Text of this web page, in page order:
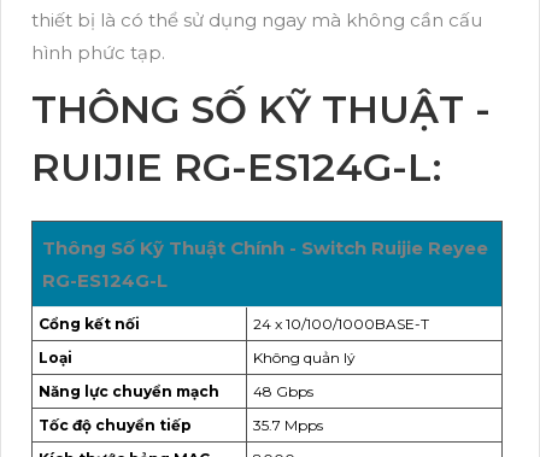
thiết bị là có thể sử dụng ngay mà không cần cấu
hình phức tạp.
THÔNG SỐ KỸ THUẬT -
RUIJIE RG-ES124G-L:
Thông Số Kỹ Thuật Chính - Switch Ruijie Reyee
RG-ES124G-L
Cổng kết nối
24 x 10/100/1000BASE-T
Loại
Không quản lý
Năng lực chuyển mạch
48 Gbps
Tốc độ chuyển tiếp
35.7 Mpps